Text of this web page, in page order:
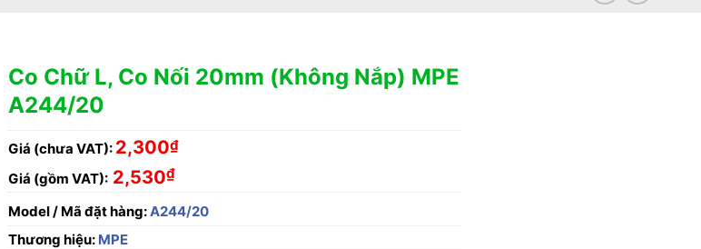
Co Chữ L, Co Nối 20mm (Không Nắp) MPE
A244/20
Giá (chưa VAT): 2,300₫
Giá (gồm VAT): 2,530₫
Model / Mã đặt hàng:A244/20
Thương hiệu: MPE